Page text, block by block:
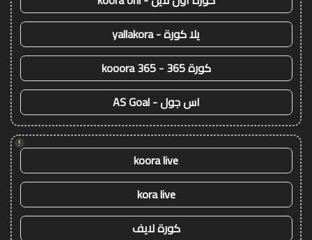
يلا كورة - yallakora
كورة 365 - kooora 365
اس جول - AS Goal
!
koora live
kora live
كورة لايف